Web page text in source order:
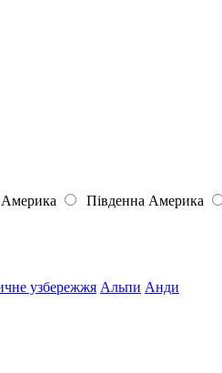
Америка Південна Америка
узбережжя Альпи Анди